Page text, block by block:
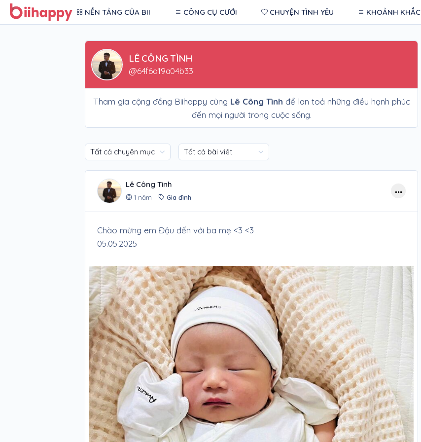
NỀN TẢNG CỦA BII CÔNG CỤ CƯỚI CHUYỆN TÌNH YÊU KHOẢNH KHẮC
LÊ CÔNG TÌNH
@64f6a19a04b33
Tham gia cộng đồng Biihappy cùng Lê Công Tình để lan toả những điều hạnh phúc
đến mọi người trong cuộc sống.
Lê Công Tình
1 năm Gia đình
Chào mừng em Đậu đến với ba mẹ <3 <3
05.05.2025